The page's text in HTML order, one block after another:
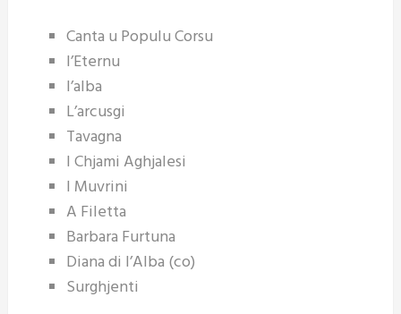
Canta u Populu Corsu
l’Eternu
l’alba
L’arcusgi
Tavagna
I Chjami Aghjalesi
I Muvrini
A Filetta
Barbara Furtuna
Diana di l’Alba (co)
Surghjenti